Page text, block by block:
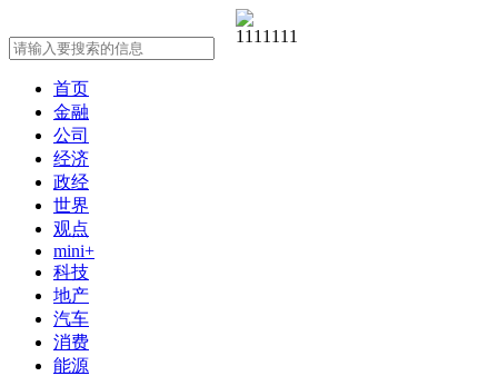
首页
金融
公司
经济
政经
世界
观点
mini+
科技
地产
汽车
消费
能源